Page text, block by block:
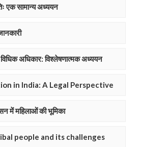
एक सामान्य अध्ययन
अधिकार: विश्लेषणात्मक अध्ययन
in India: A Legal Perspective
में महिलाओं की भूमिका
people and its challenges